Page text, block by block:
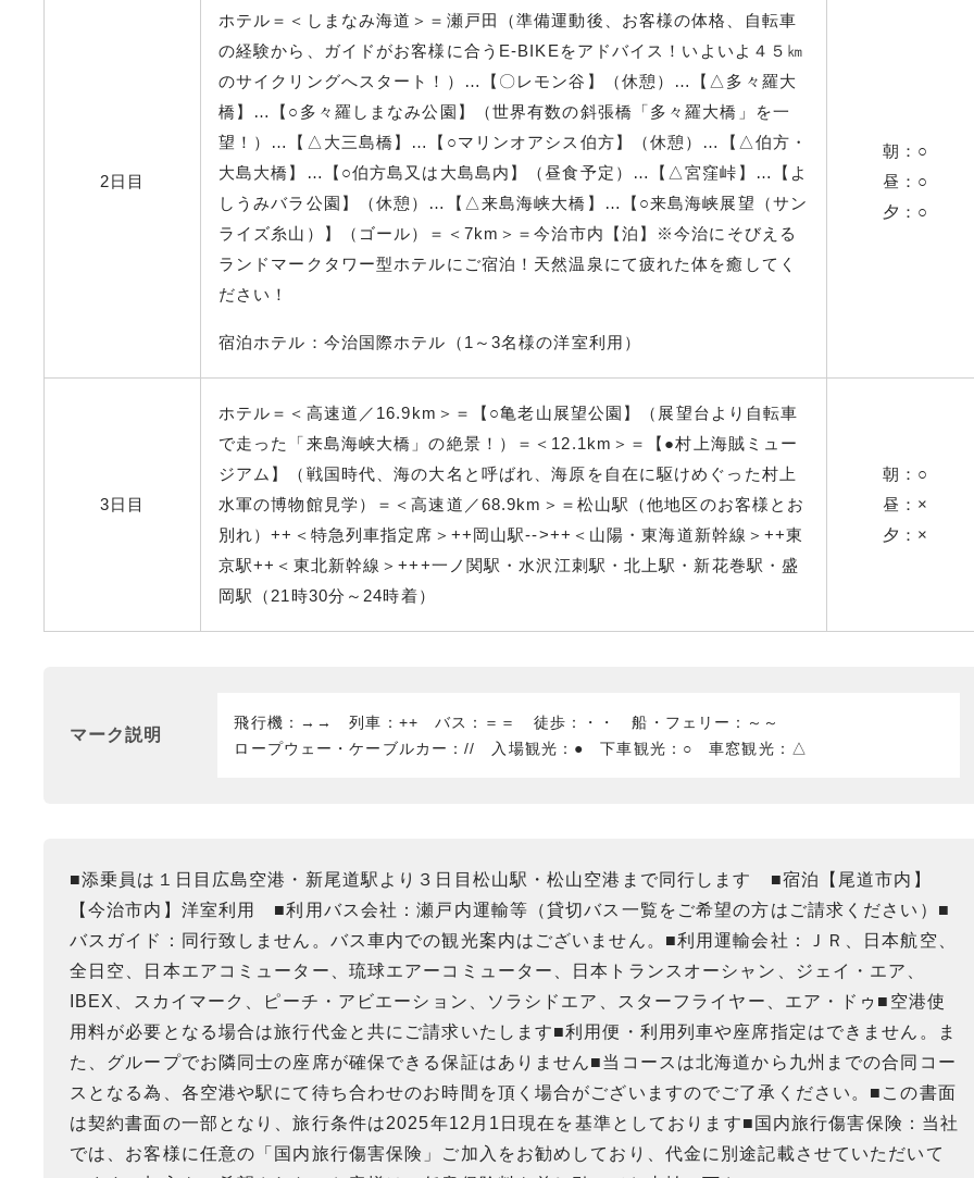
2日目
ホテル ＝＜しまなみ海道＞＝瀬戸田（準備運動後、お客様の体格、自転車
の経験から、ガイドがお客様に合うE-BIKEをアドバイス！いよいよ４５㎞
のサイクリングへスタート！ ）…【〇レモン谷】（休憩 ）…【△多々羅大
橋】…【○多々羅しまなみ公園】（世界有数の斜張橋「多々羅大橋」を一
望！ ）…【△大三島橋】…【○マリンオアシス伯方】（休憩 ）…【△伯方・
大島大橋】…【○伯方島又は大島島内】（昼食予定）…【△宮窪峠】…【よ
しうみバラ公園】（休憩 ）…【△来島海峡大橋】…【○来島海峡展望（サン
ライズ糸山）】（ゴール）＝＜7km＞＝今治市内【泊】※今治にそびえる
ランドマークタワー型ホテルにご宿泊！天然温泉にて疲れた体を癒してく
ださい！
宿泊ホテル：今治国際ホテル（1～3名様の洋室利用）
朝：○
昼：○
夕：○
3日目
ホテル ＝＜高速道／16.9km ＞＝【○亀老山展望公園】（展望台より自転車
で走った「来島海峡大橋」の絶景！ ）＝＜12.1km＞＝【●村上海賊ミュー
ジアム】（戦国時代、海の大名と呼ばれ、海原を自在に駆けめぐった村上
水軍の博物館見学）＝＜高速道／68.9km ＞＝松山駅（他地区のお客様とお
別れ）++＜特急列車指定席＞++岡山駅-->++＜山陽・東海道新幹線 ＞++東
京駅++＜東北新幹線 ＞+++一ノ関駅・水沢江刺駅・北上駅・新花巻駅・盛
岡駅（21時30分～24時着）
朝：○
昼：×
夕：×
マーク説明
飛行機：→→ 列車：++ バス：＝＝ 徒歩：・・ 船・フェリー：～～
ロープウェー・ケーブルカー：// 入場観光：● 下車観光：○ 車窓観光：△
■添乗員は１日目広島空港・新尾道駅より３日目松山駅・松山空港まで同行します ■宿泊【尾道市内】
【今治市内】洋室利用 ■利用バス会社：瀬戸内運輸等（貸切バス一覧をご希望の方はご請求ください）■
バスガイド：同行致しません。バス車内での観光案内はございません。■利用運輸会社：ＪＲ、日本航空、
全日空、日本エアコミューター、琉球エアーコミューター、日本トランスオーシャン、ジェイ・エア、
IBEX、スカイマーク、ピーチ・アビエーション、ソラシドエア、スターフライヤー、エア・ドゥ■空港使
用料が必要となる場合は旅行代金と共にご請求いたします■利用便・利用列車や座席指定はできません。ま
た、グループでお隣同士の座席が確保できる保証はありません■当コースは北海道から九州までの合同コー
スとなる為、各空港や駅にて待ち合わせのお時間を頂く場合がございますのでご了承ください。■この書面
は契約書面の一部となり、旅行条件は2025年12月1日現在を基準としております■国内旅行傷害保険：当社
では、お客様に任意の「国内旅行傷害保険」ご加入をお勧めしており、代金に別途記載させていただいて